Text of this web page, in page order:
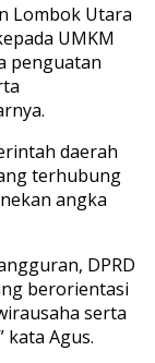
Lombok Utara
UMKM
penguatan
daerah
terhubung
angka
DPRD
berorientasi
serta
kata Agus.